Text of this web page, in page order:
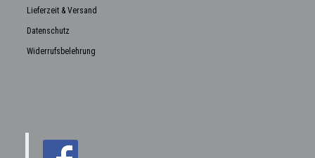
Lieferzeit & Versand
Datenschutz
Widerrufsbelehrung